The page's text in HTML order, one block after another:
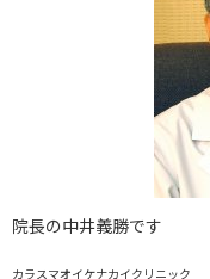
カラスマオイケナカイクリニック
院長の中井義勝です